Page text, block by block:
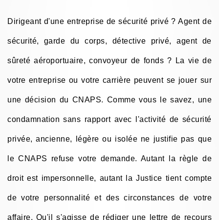
Dirigeant d'une entreprise de sécurité privé ? Agent de
sécurité, garde du corps, détective privé, agent de
sûreté aéroportuaire, convoyeur de fonds ? La vie de
votre entreprise ou votre carrière peuvent se jouer sur
une décision du CNAPS. Comme vous le savez, une
condamnation sans rapport avec l'activité de sécurité
privée, ancienne, légère ou isolée ne justifie pas que
le CNAPS refuse votre demande. Autant la règle de
droit est impersonnelle, autant la Justice tient compte
de votre personnalité et des circonstances de votre
affaire. Qu'il s'agisse de rédiger une lettre de recours